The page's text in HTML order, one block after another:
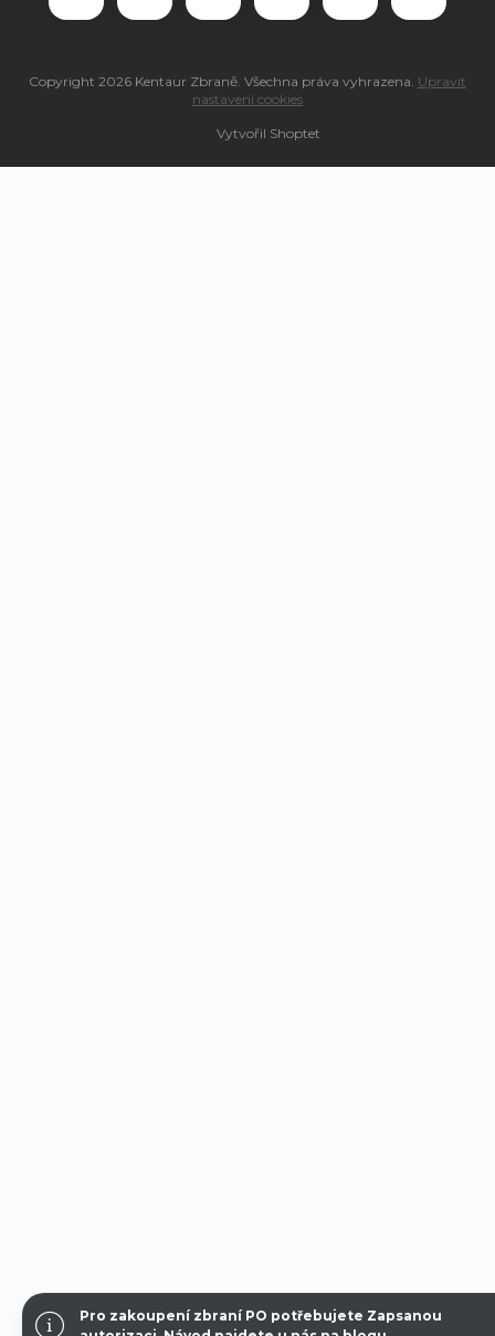
Pro zakoupení zbraní PO potřebujete Zapsanou
Vytvořil Shoptet
Copyright 2026 Kentaur Zbraně. Všechna práva vyhrazena. Upravit
nastavení cookies